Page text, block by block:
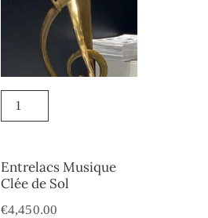
Entrelacs Musique
Clée de Sol
€4,450.00